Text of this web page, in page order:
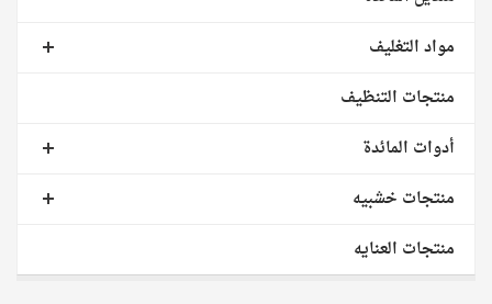
مواد التغليف
منتجات التنظيف
أدوات المائدة
منتجات خشبيه
منتجات العنايه